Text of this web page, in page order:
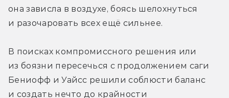
она зависла в воздухе, боясь шелохнуться
и разочаровать всех ещё сильнее.
В поисках компромиссного решения или
из боязни пересечься с продолжением саги
Бениофф и Уайсс решили соблюсти баланс
и создать нечто до крайности